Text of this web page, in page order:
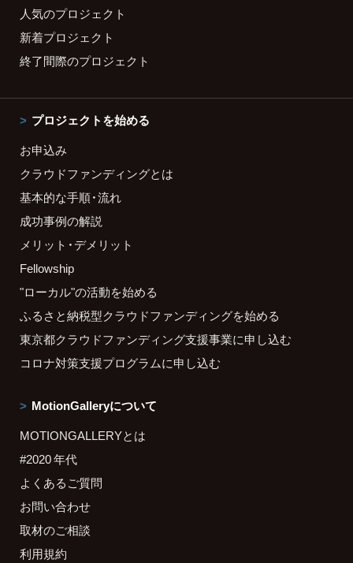
人気のプロジェクト
新着プロジェクト
終了間際のプロジェクト
プロジェクトを始める
お申込み
クラウドファンディングとは
基本的な手順・流れ
成功事例の解説
メリット・デメリット
Fellowship
"ローカル"の活動を始める
ふるさと納税型クラウドファンディングを始める
東京都クラウドファンディング支援事業に申し込む
コロナ対策支援プログラムに申し込む
MotionGalleryについて
MOTIONGALLERYとは
#2020 年代
よくあるご質問
お問い合わせ
取材のご相談
利用規約